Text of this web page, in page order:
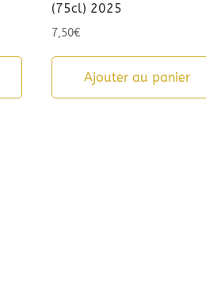
(75cl) 2025
7,50€
Ajouter au panier